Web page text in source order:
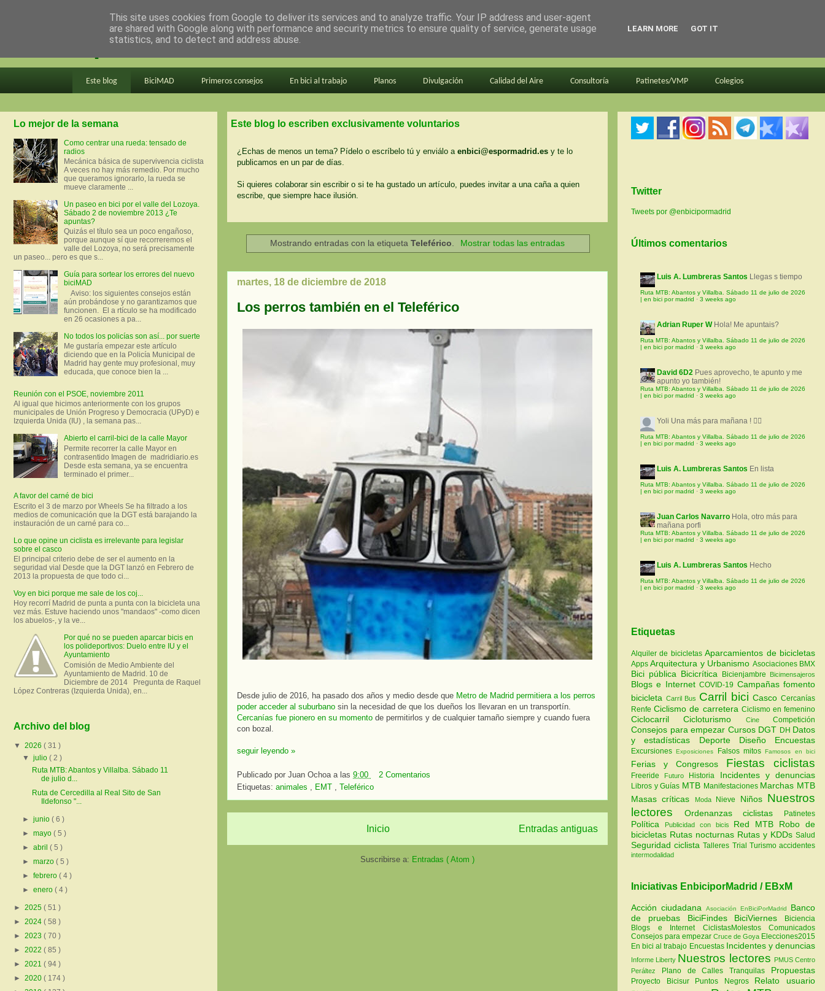
en bici por madrid
Este blog BiciMAD Primeros consejos En bici al trabajo Planos Divulgación Calidad del Aire Consultoría Patinetes/VMP Colegios
Este blog lo escriben exclusivamente voluntarios
¿Echas de menos un tema? Pídelo o escríbelo tú y enviálo a enbici@espormadrid.es y te lo
publicamos en un par de días.
Si quieres colaborar sin escribir o si te ha gustado un artículo, puedes invitar a una caña a quien
escribe, que siempre hace ilusión.
Mostrando entradas con la etiquetaTeleférico Mostrar todas las entradas
martes, 18 de diciembre de 2018
Los perros también en el Teleférico
Desde julio de 2016, ha pasado dos años y medio desde que Metro de Madrid permitiera a los perros
poder acceder al suburbano sin la necesidad de que los dueños los llevaran en un transportín.
Cercanías fue pionero en su momento de permitirlos y de cualquier tamaño siempre y cuando fuera
con bozal.
seguir leyendo »
Publicado por Juan Ochoa a las 9:00
2 Comentarios
Etiquetas: animales EMT Teleférico
Entradas antiguas
Inicio
Suscribirse a: Entradas ( Atom )
Lo mejor de la semana
Como centrar una rueda: tensado de
radios
Mecánica básica de supervivencia ciclista
A veces no hay más remedio. Por mucho
que queramos ignorarlo, la rueda se
mueve claramente ...
Un paseo en bici por el valle del Lozoya.
Sábado 2 de noviembre 2013 ¿Te
apuntas?
Quizás el título sea un poco engañoso,
porque aunque sí que recorreremos el
valle del Lozoya, no será precisamente
un paseo... pero es que s...
Guía para sortear los errores del nuevo
biciMAD
Aviso: los siguientes consejos están
aún probándose y no garantizamos que
funcionen. El a rtículo se ha modificado
en 26 ocasiones a pa...
No todos los policías son así... por suerte
Me gustaría empezar este artículo
diciendo que en la Policía Municipal de
Madrid hay gente muy profesional, muy
educada, que conoce bien la ...
Reunión con el PSOE, noviembre 2011
Al igual que hicimos anteriormente con los grupos
municipales de Unión Progreso y Democracia (UPyD) e
Izquierda Unida (IU) , la semana pas...
Abierto el carril-bici de la calle Mayor
Permite recorrer la calle Mayor en
contrasentido Imagen de madridiario.es
Desde esta semana, ya se encuentra
terminado el primer...
A favor del carné de bici
Escrito el 3 de marzo por Wheels Se ha filtrado a los
medios de comunicación que la DGT está barajando la
instauración de un carné para co...
Lo que opine un ciclista es irrelevante para legislar
sobre el casco
El principal criterio debe de ser el aumento en la
seguridad vial Desde que la DGT lanzó en Febrero de
2013 la propuesta de que todo ci...
Voy en bici porque me sale de los coj...
Hoy recorrí Madrid de punta a punta con la bicicleta una
vez más. Estuve haciendo unos "mandaos" -como dicen
los abuelos-, y la ve...
Por qué no se pueden aparcar bicis en
los polideportivos: Duelo entre IU y el
Ayuntamiento
Comisión de Medio Ambiente del
Ayuntamiento de Madrid. 10 de
Diciembre de 2014 Pregunta de Raquel
López Contreras (Izquierda Unida), en...
Archivo del blog
▼ 2026 ( 31 )
▼julio( 2 )
Ruta MTB: Abantos y Villalba. Sábado 11
de julio d...
Ruta de Cercedilla al Real Sito de San
Ildefonso "...
►junio( 6 )
►mayo( 5 )
►abril( 5 )
►marzo( 5 )
►febrero( 4 )
►enero( 4 )
► 2025 ( 51 )
► 2024 ( 58 )
► 2023 ( 70 )
► 2022 ( 85 )
► 2021 ( 94 )
► 2020 ( 174 )
Twitter
Tweets por @enbicipormadrid
Últimos comentarios
Luis A. Lumbreras Santos Llegas s tiempo
Ruta MTB: Abantos y Villalba. Sábado 11 de julio de 2026
| en bici por madrid · 3 weeks ago
Adrian Ruper W Hola! Me apuntais?
Ruta MTB: Abantos y Villalba. Sábado 11 de julio de 2026
| en bici por madrid · 3 weeks ago
David 6D2 Pues aprovecho, te apunto y me
apunto yo también!
Ruta MTB: Abantos y Villalba. Sábado 11 de julio de 2026
| en bici por madrid · 3 weeks ago
Yoli Una más para mañana ! 🚵‍♀️
Ruta MTB: Abantos y Villalba. Sábado 11 de julio de 2026
| en bici por madrid · 3 weeks ago
Luis A. Lumbreras Santos En lista
Ruta MTB: Abantos y Villalba. Sábado 11 de julio de 2026
| en bici por madrid · 3 weeks ago
Juan Carlos Navarro Hola, otro más para
mañana porfi
Ruta MTB: Abantos y Villalba. Sábado 11 de julio de 2026
| en bici por madrid · 3 weeks ago
Luis A. Lumbreras Santos Hecho
Ruta MTB: Abantos y Villalba. Sábado 11 de julio de 2026
| en bici por madrid · 3 weeks ago
Etiquetas
Alquiler de bicicletasAparcamientos de bicicletas
AppsArquitectura y Urbanismo Asociaciones BMX
Bici pública Bicicrítica Bicienjambre Bicimensajeros
Blogs e InternetCOVID-19 Campañas fomento
bicicleta Carril Bus Carril biciCascoCercanías
RenfeCiclismo de carretera Ciclismo en femenino
CiclocarrilCicloturismo CineCompetición
Consejos para empezar Cursos DGT DH Datos
y estadísticas Deporte Diseño Encuestas
ExcursionesExposiciones Falsos mitosFamosos en bici
Ferias y Congresos Fiestas ciclistas
Freeride Futuro Historia Incidentes y denuncias
Libros y Guías MTB Manifestaciones Marchas MTB
Masas críticas
Moda Nieve Niños Nuestros
lectores
Ordenanzas ciclistas Patinetes
Política Publicidad con bicis Red MTB Robo de
bicicletas Rutas nocturnas Rutas y KDDs Salud
Seguridad ciclistaTalleres Trial Turismoaccidentes
intermodalidad
Iniciativas EnbiciporMadrid / EBxM
Acción ciudadana Asociación EnBiciPorMadrid
Banco
de pruebas
BiciFindes BiciViernes
Biciencia
Blogs e Internet
CiclistasMolestos
Comunicados
Consejos para empezar Cruce de Goya Elecciones2015
En bici al trabajo Encuestas Incidentes y denuncias
Informe Liberty Nuestros lectores
PMUS Centro
Peráltez
Plano de Calles Tranquilas Propuestas
Proyecto Bicisur Puntos Negros
Relato usuario
This site uses cookies from Google to deliver its services and to analyze traffic. Your IP address and user-agent
are shared with Google along with performance and security metrics to ensure quality of service, generate usage
statistics, and to detect and address abuse.
LEARN MORE GOT IT